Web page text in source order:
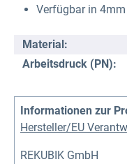
Verfügbar in
Material:
Arbeitsdruck (PN):
Informationen zur
Hersteller/EU
REKUBIK GmbH